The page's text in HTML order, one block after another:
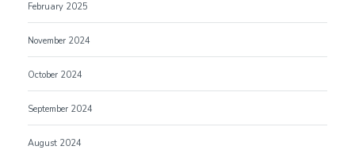
February 2025
November 2024
October 2024
September 2024
August 2024